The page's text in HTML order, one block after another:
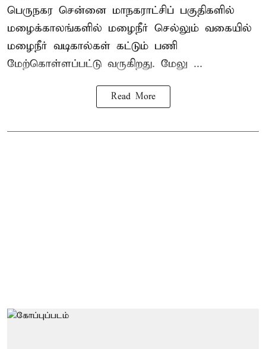
பெருநகர சென்னை மாநகராட்சிப் பகுதிகளில்
மழைக்காலங்களில் மழைநீர் செல்லும் வகையில்
மழைநீர் வடிகால்கள் கட்டும் பணி
மேற்கொள்ளப்பட்டு வருகிறது. மேலு ...
Read More